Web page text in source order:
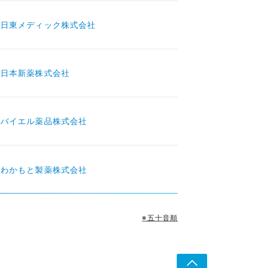
日東メディック株式会社
日本新薬株式会社
バイエル薬品株式会社
わかもと製薬株式会社
※五十音順